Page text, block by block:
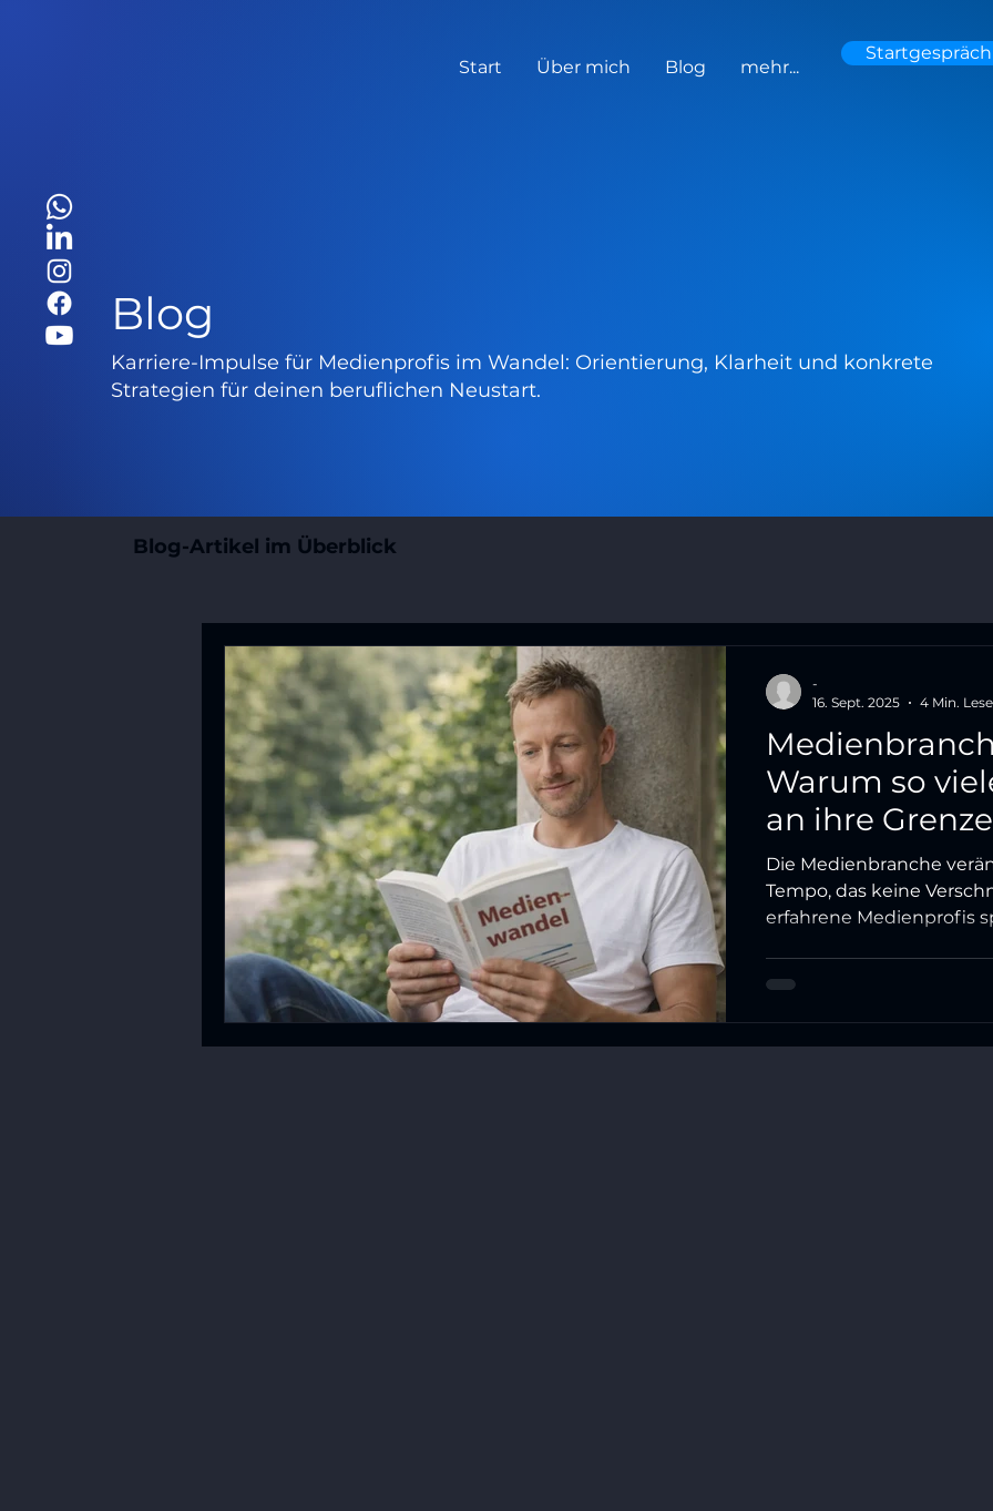
Start Über mich Blog mehr...
Blog
Karriere-Impulse für Medienprofis im Wandel: Orientierung, Klarheit und konkrete
Strategien für deinen beruflichen Neustart.
Blog-Artikel im Überblick
Warum so
an ihre
Die Medienbranche
Tempo, das keine
erfahrene Medienprofis
Dieser Artikel zeigt,
Versagen ist – und was
nicht mehr mithalten zu
-
16. Sept. 2025
4 Min.